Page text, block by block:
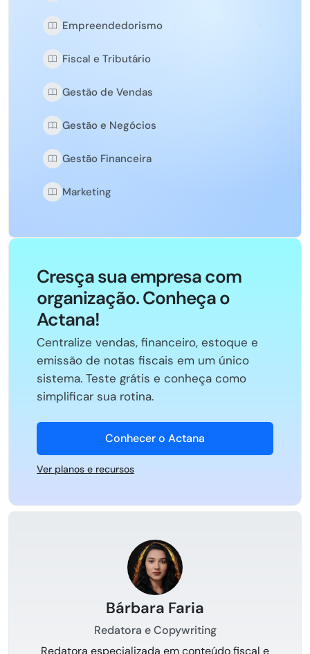
Empreendedorismo
Fiscal e Tributário
Gestão de Vendas
Gestão e Negócios
Gestão Financeira
Marketing
Cresça sua empresa com
organização. Conheça o
Actana!
Centralize vendas, financeiro, estoque e
emissão de notas fiscais em um único
sistema. Teste grátis e conheça como
simplificar sua rotina.
Conhecer o Actana
Ver planos e recursos
Bárbara Faria
Redatora e Copywriting
Redatora especializada em conteúdo fiscal e